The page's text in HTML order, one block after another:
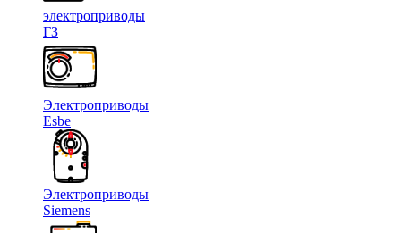
электроприводы
ГЗ
Электроприводы
Esbe
Электроприводы
Siemens